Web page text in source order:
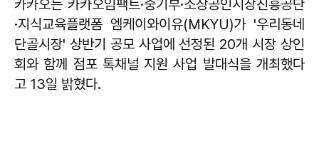
카카오는 카카오임팩트·중기부·소상공인시장진흥공단
·지식교육플랫폼 엠케이와이유(MKYU)가 '우리동네
단골시장' 상반기 공모 사업에 선정된 20개 시장 상인
회와 함께 점포 톡채널 지원 사업 발대식을 개최했다
고 13일 밝혔다.